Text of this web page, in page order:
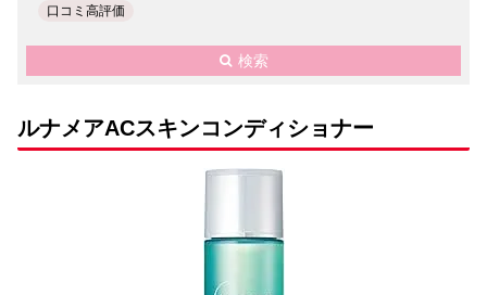
口コミ高評価
検索
ルナメアACスキンコンディショナー